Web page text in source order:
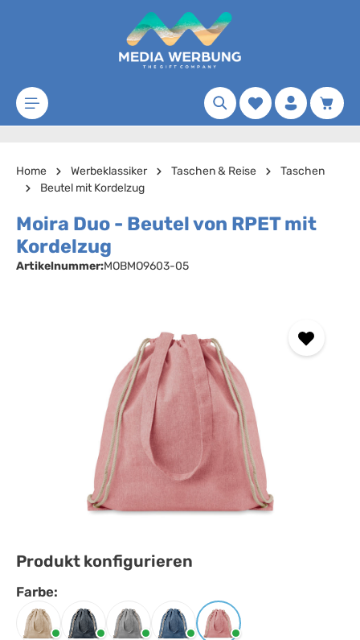
Zum Hauptinhalt springen
Merkzettel
Home Werbeklassiker Taschen & Reise
Taschen
Beutel mit Kordelzug
Moira Duo - Beutel von RPET mit
Kordelzug
Artikelnummer:MOBMO9603-05
Produkt konfigurieren
Farbe:
Farbe auswählen
Beige Blau Grau KönigsblauRot